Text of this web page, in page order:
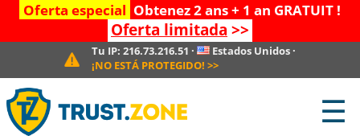
Oferta especial Obtenez 2 ans + 1 an GRATUIT !
Oferta limitada >>
Tu IP:216.73.216.51 · Estados Unidos·
¡NO ESTÁ PROTEGIDO! >>
☰